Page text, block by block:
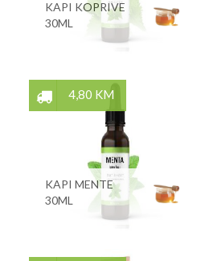
KAPI KOPRIVE
30ML
4,80 KM
KAPI MENTE
30ML